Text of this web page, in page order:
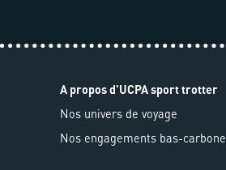
A propos d'UCPA sport trotter
Nos univers de voyage
Nos engagements bas-carbone